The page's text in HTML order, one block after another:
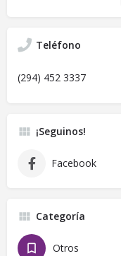
Teléfono
(294) 452 3337
¡Seguinos!
Facebook
Categoría
Otros